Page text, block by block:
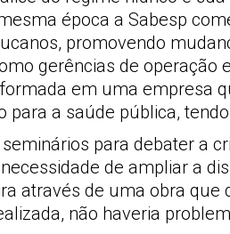
época a Sabesp
promovendo
gerências de operação
em uma empresa
a saúde pública,
para debater a
de ampliar a
através de uma obra
não haveria